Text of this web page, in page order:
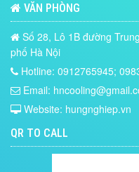
VĂN PHÒNG
Số 28, Lô 1B đường
phố Hà Nội
Hotline: 0912765945;
Email:
Website: hungnghiep.vn
QR TO CALL